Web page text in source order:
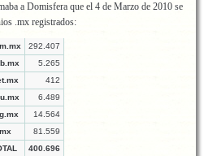
a Domisfera que el 4 de Marzo de 2010 se
.mx registrados:
292.407
5.265
412
6.489
14.564
.mx
81.559
400.696